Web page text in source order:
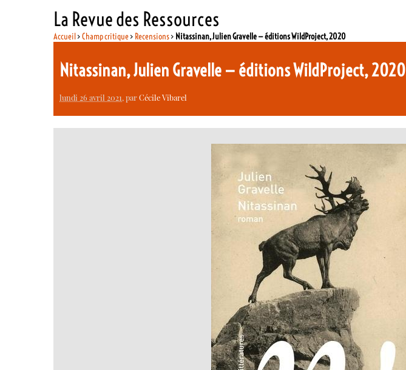
La Revue des Ressources
Accueil>Champ critique> Recensions> Nitassinan, Julien Gravelle — éditions WildProject, 2020
Nitassinan, Julien Gravelle — éditions WildProject, 2020
lundi 26 avril 2021, parCécile Vibarel